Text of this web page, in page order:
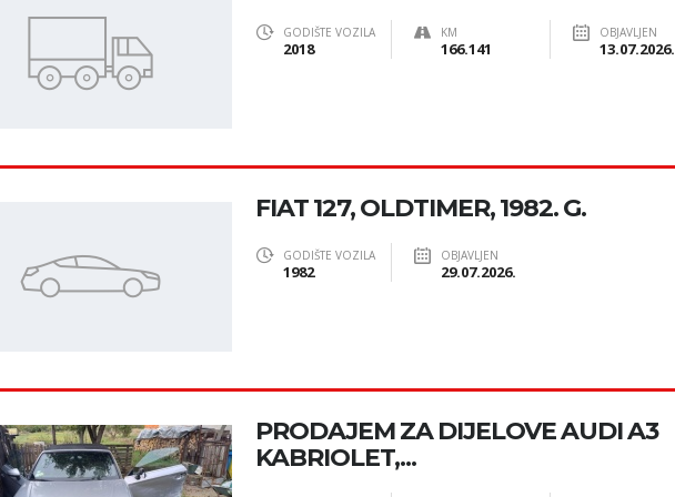
GODIŠTE VOZILA
2018
KM
166.141
OBJAVLJEN
13.07.2026.
FIAT 127, OLDTIMER, 1982. G.
GODIŠTE VOZILA
1982
OBJAVLJEN
29.07.2026.
PRODAJEM ZA DIJELOVE AUDI A3
KABRIOLET,...